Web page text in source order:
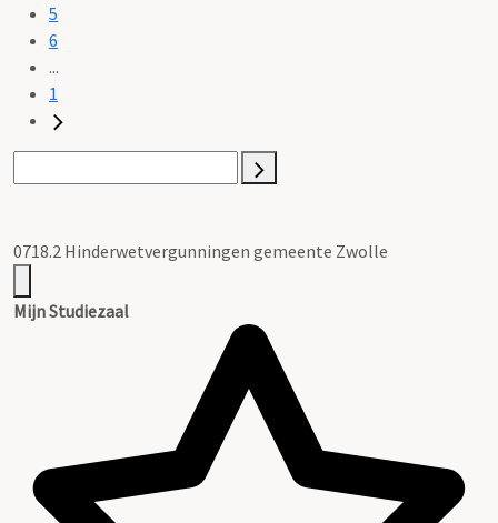
5
6
...
1
0718.2 Hinderwetvergunningen gemeente Zwolle
Mijn Studiezaal